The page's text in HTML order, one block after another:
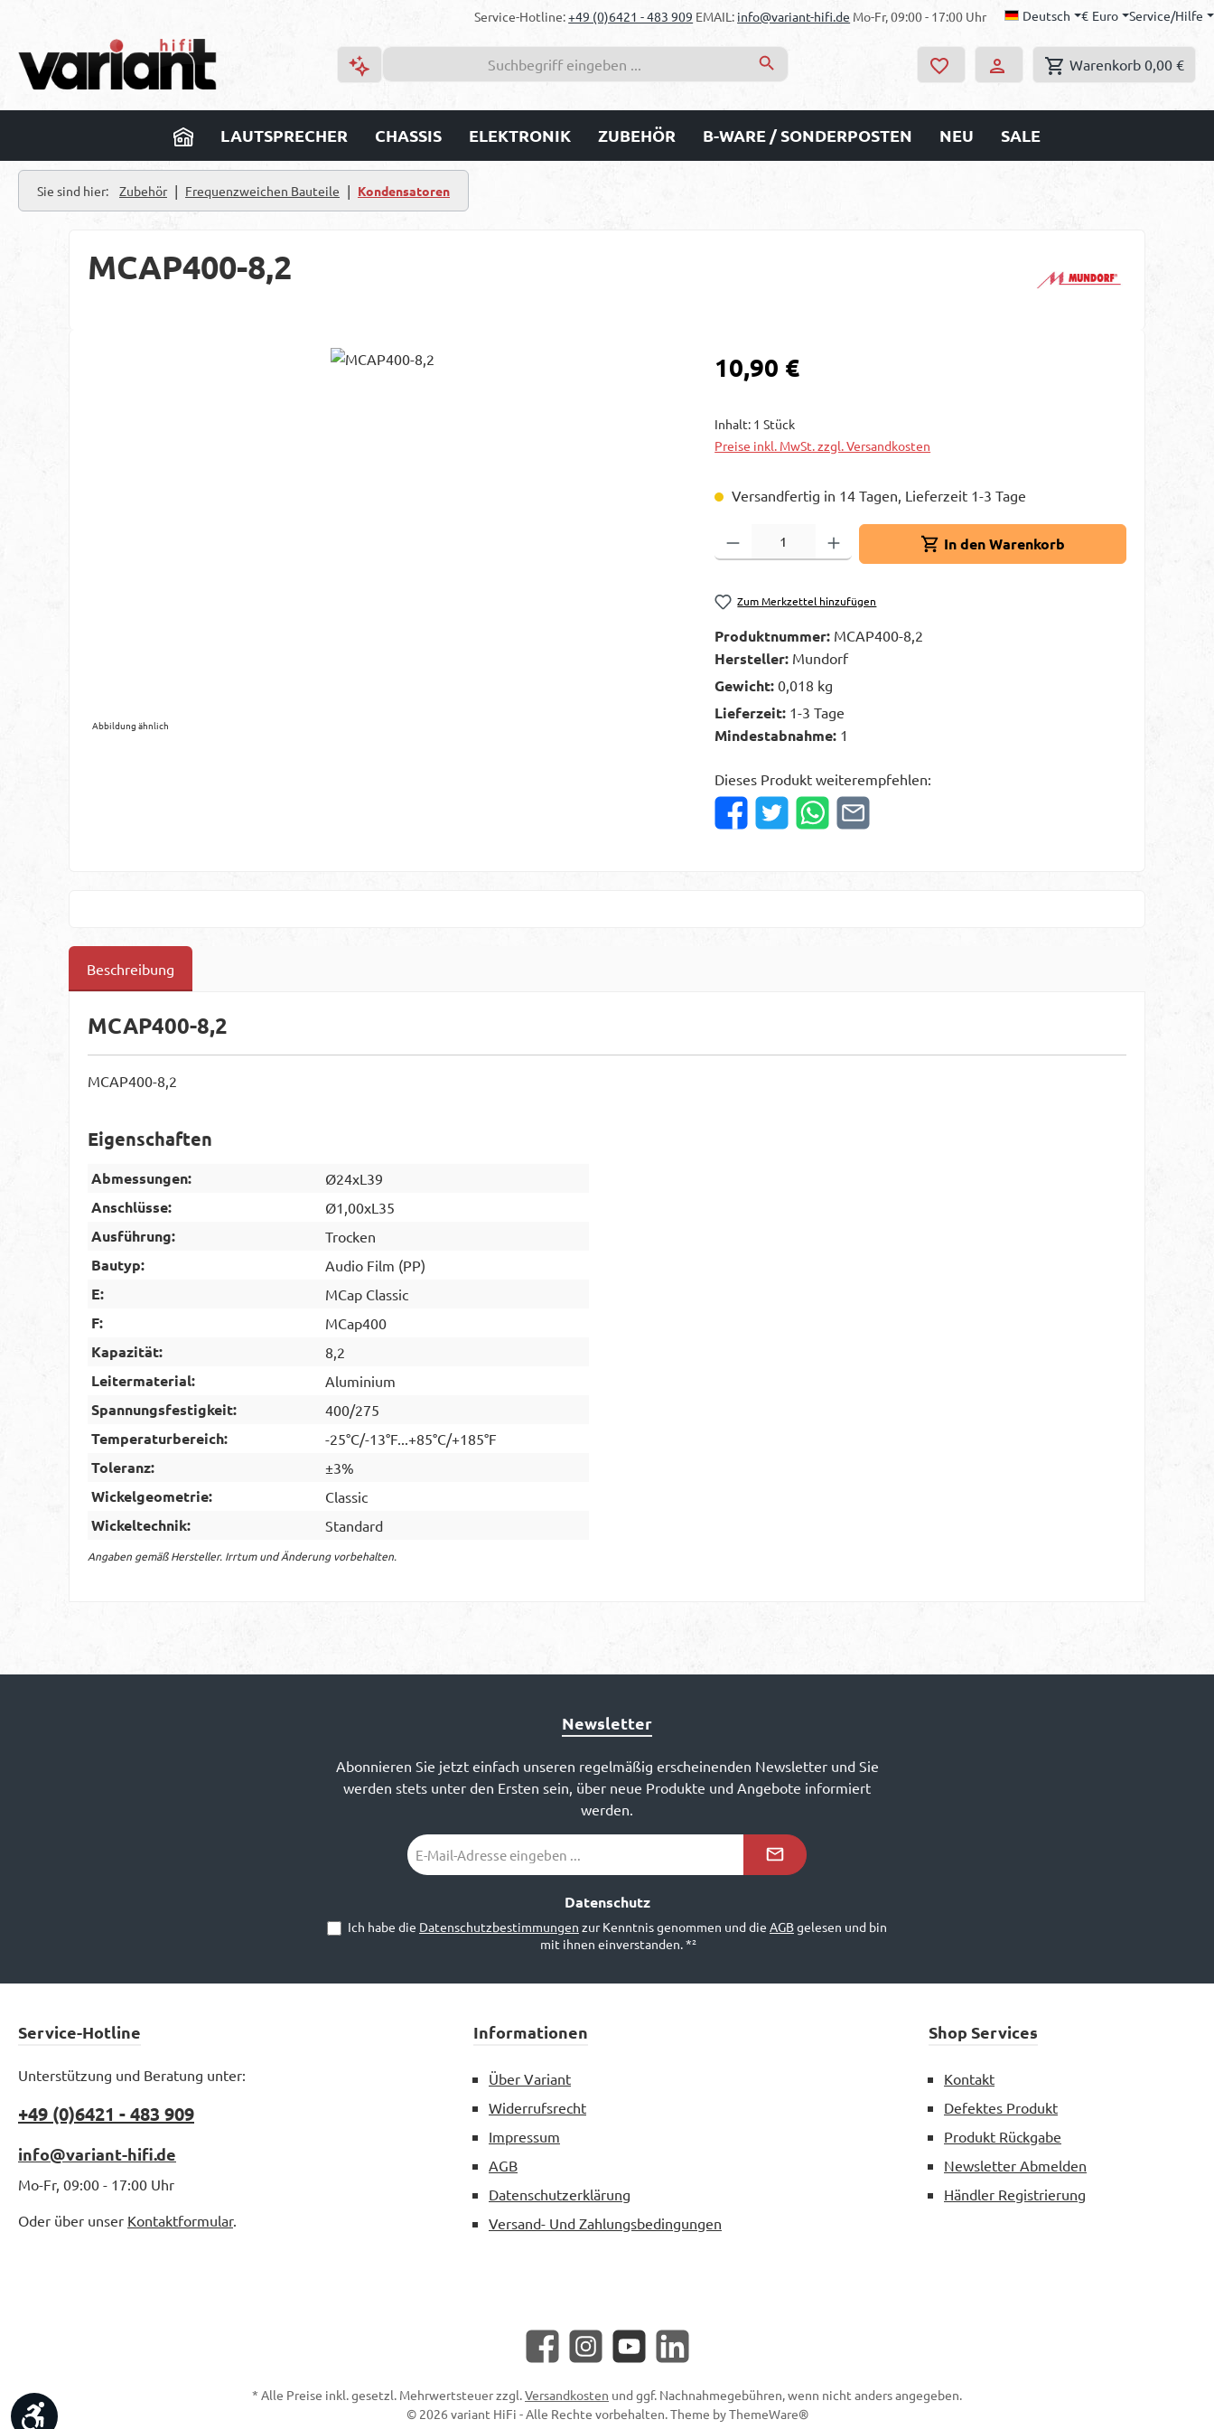
Service-Hotline:+49 (0)6421 - 483 909 EMAIL: info@variant-hifi.de Mo-Fr, 09:00 - 17:00 Uhr Deutsch € Euro Service/Hilfe
Warenkorb 0,00 €
LAUTSPRECHER CHASSIS ELEKTRONIK ZUBEHÖR B-WARE / SONDERPOSTEN NEU SALE
Sie sind hier: Zubehör | Frequenzweichen Bauteile | Kondensatoren
MCAP400-8,2
Abbildung ähnlich
Regulärer Preis:
10,90 €
Inhalt: 1 Stück
Preise inkl. MwSt. zzgl. Versandkosten
Versandfertig in 14 Tagen, Lieferzeit 1-3 Tage
Produkt Anzahl: Gib den gewünschten Wert ein oder benutze die Schaltflächen um die
In den Warenkorb
Zum Merkzettel hinzufügen
Produktnummer: MCAP400-8,2
Hersteller: Mundorf
Gewicht:0,018 kg
Lieferzeit: 1-3 Tage
Mindestabnahme: 1
Dieses Produkt weiterempfehlen:
Beschreibung
MCAP400-8,2
MCAP400-8,2
Eigenschaften
Abmessungen: Ø24xL39
Anschlüsse: Ø1,00xL35
Ausführung: Trocken
Bautyp: Audio Film (PP)
E: MCap Classic
F: MCap400
Kapazität: 8,2
Leitermaterial: Aluminium
Spannungsfestigkeit: 400/275
Temperaturbereich: -25°C/-13°F...+85°C/+185°F
Toleranz: ±3%
Wickelgeometrie: Classic
Wickeltechnik: Standard
Angaben gemäß Hersteller. Irrtum und Änderung vorbehalten.
Newsletter
Abonnieren Sie jetzt einfach unseren regelmäßig erscheinenden Newsletter und Sie
werden stets unter den Ersten sein, über neue Produkte und Angebote informiert
werden.
E-
Mail-
Datenschutz
Ich habe die Datenschutzbestimmungen zur Kenntnis genommen und die AGBgelesen und bin
mit ihnen einverstanden.*²
Service-Hotline
Unterstützung und Beratung unter:
+49 (0)6421 - 483 909
info@variant-hifi.de
Mo-Fr, 09:00 - 17:00 Uhr
Oder über unser Kontaktformular.
Informationen
Über Variant
Widerrufsrecht
Impressum
AGB
Datenschutzerklärung
Versand- Und Zahlungsbedingungen
Shop Services
Kontakt
Defektes Produkt
Produkt Rückgabe
Newsletter Abmelden
Händler Registrierung
Facebook InstagramYouTube LinkedIn
* Alle Preise inkl. gesetzl. Mehrwertsteuer zzgl.Versandkosten und ggf. Nachnahmegebühren, wenn nicht anders angegeben.
© 2026 variant HiFi - Alle Rechte vorbehalten. Theme byThemeWare®
Werkzeugleiste anzeigen